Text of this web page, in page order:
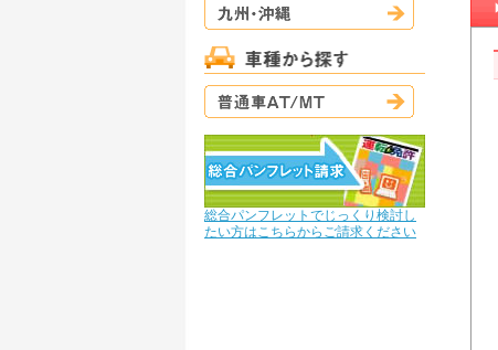
総合パンフレットでじっくり検討し
たい方はこちらからご請求ください